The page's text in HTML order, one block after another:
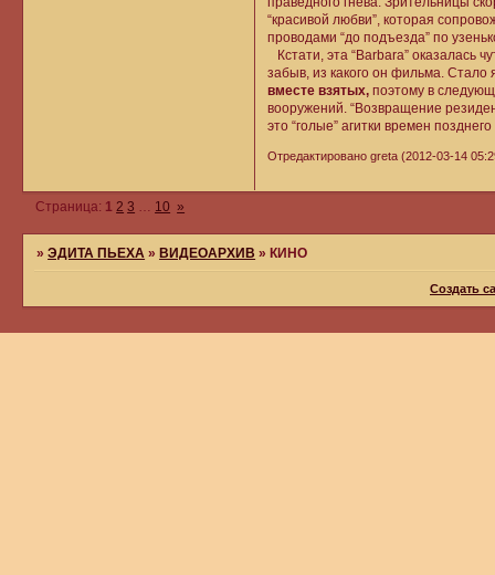
“красивой любви”, которая
проводами “до подъезда” по
Кстати, эта “Barbara” оказалась
забыв, из какого он фильма. Стало
вместе взятых, поэтому в
вооружений. “Возвращение
это “голые” агитки времен
Отредактировано greta (2012-03-14
Страница: 1 2 3 … 10 »
»ЭДИТА ПЬЕХА » ВИДЕОАРХИВ » КИНО
Создать